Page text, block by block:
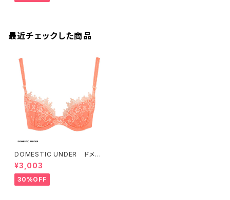
最近チェックした商品
DOMESTIC UNDER ドメス
ティックアンダー インケミカル
レース ブラジャー（コーラル）
D2176 送料無料
¥3,003
30%OFF